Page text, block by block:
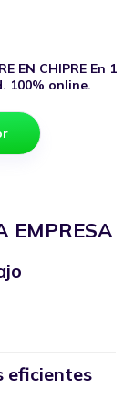
EN CHIPRE En 1
100% online.
EMPRESA
eficientes